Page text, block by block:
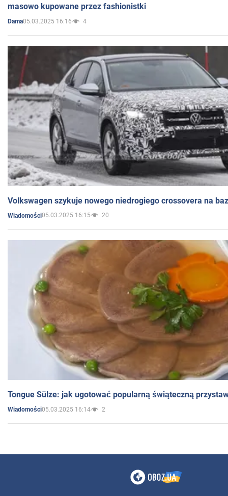
masowo kupowane przez fashionistki
Dama05.03.2025 16:16 4
Volkswagen szykuje nowego niedrogiego crossovera na
Wiadomości05.03.2025 16:15 20
Tongue Sülze: jak ugotować popularną świąteczną
Wiadomości05.03.2025 16:14 2